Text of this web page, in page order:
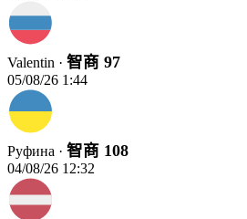
Valentin · 智商 97
05/08/26 1:44
Руфина · 智商 108
04/08/26 12:32